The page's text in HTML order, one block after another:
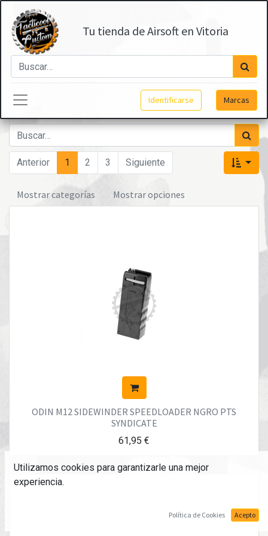
Tu tienda de Airsoft en Vitoria
Identificarse Marcas
Anterior 1 2 3 Siguiente
Mostrar categorías Mostrar opciones
ODIN M12 SIDEWINDER SPEEDLOADER NGRO PTS
SYNDICATE
61,95 €
Utilizamos cookies para garantizarle una mejor
experiencia.
Política de Cookies Acepto